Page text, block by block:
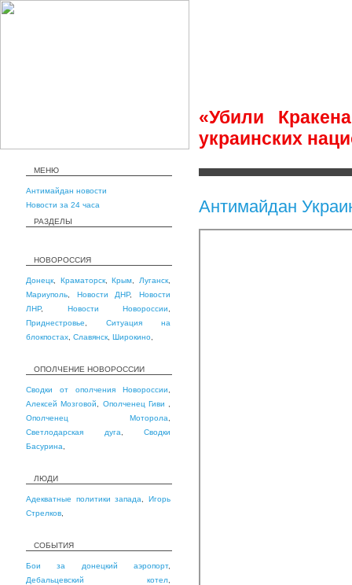
«Убили
украинских
МЕНЮ
Антимайдан новости
Новости за 24 часа
РАЗДЕЛЫ
НОВОРОССИЯ
Донецк Краматорск,Крым Луганск
Мариуполь
Новости ДНР,Новости
ЛНР, Новости Новороссии
Приднестровье
Ситуация на
блокпостах Славянск Широкино
ОПОЛЧЕНИЕ НОВОРОССИИ
Сводки от ополчения Новороссии
Алексей Мозговой
Ополченец Гиви
Ополченец Моторола
Светлодарская дуга
Сводки
Басурина
ЛЮДИ
Адекватные политики запада ,Игорь
Стрелков
СОБЫТИЯ
Бои за донецкий аэропорт,
Дебальцевский котел
Антимайдан